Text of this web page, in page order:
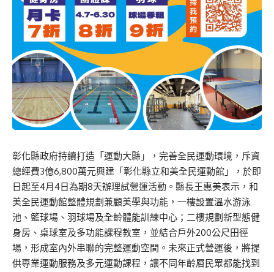
彰化縣政府持續打造「運動大縣」，完善全民運動環境，斥資
總經費3億6,800萬元興建「彰化縣立和美全民運動館」，於即
日起至4月4日為期8天辦理試營運活動。縣長王惠美表示，和
美全民運動館整體規劃兼顧美學與功能，一樓設置溫水游泳
池、籃球場、羽球場及全齡體能訓練中心；二樓規劃新型態健
身房、桌球室及多功能課程教室，並結合戶外200公尺田徑
場，形成室內外串聯的完整運動空間。未來正式營運後，將提
供專業運動服務及多元運動課程，讓不同年齡層民眾都能找到